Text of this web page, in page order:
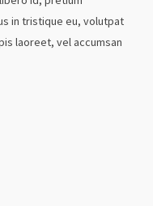
in tristique eu, volutpat
laoreet, vel accumsan